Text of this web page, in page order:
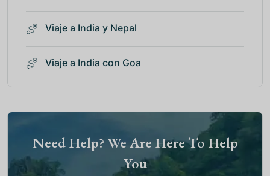
Viaje a India y Nepal
Viaje a India con Goa
Need Help? We Are Here To Help
You